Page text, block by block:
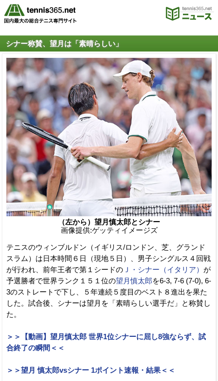
シナー称賛、望月は「素晴らしい」
（左から）望月慎太郎とシナー
画像提供:ゲッティイメージズ
テニスのウィンブルドン（イギリス/ロンドン、芝、グランド
スラム）は日本時間６日（現地５日）、男子シングルス４回戦
が行われ、前年王者で第１シードの Ｊ・シナー（イタリア） が
予選勝者で世界ランク１５１位の望月慎太郎を6-3, 7-6 (7-0), 6-
3のストレートで下し、５年連続５度目のベスト８進出を果た
した。試合後、シナーは望月を「素晴らしい選手だ」と称賛し
た。
＞＞【動画】望月慎太郎 世界1位シナーに屈し8強ならず、試
合終了の瞬間＜＜
＞＞望月 慎太郎vsシナー 1ポイント速報・結果＜＜